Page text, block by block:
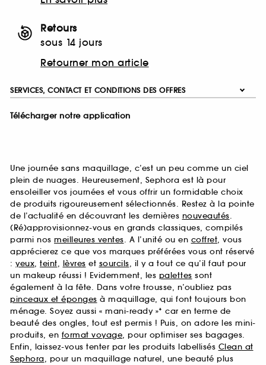
Retours
sous 14 jours
Retourner mon article
SERVICES, CONTACT ET CONDITIONS DES OFFRES
Télécharger notre application
Une journée sans maquillage, c’est un peu comme un ciel
plein de nuages. Heureusement, Sephora est là pour
ensoleiller vos journées et vous offrir un formidable choix
de produits rigoureusement sélectionnés. Restez à la pointe
de l’actualité en découvrant les dernières nouveautés.
(Ré)approvisionnez-vous en grands classiques, compilés
parmi nos meilleures ventes. A l’unité ou en coffret, vous
apprécierez ce que vos marques préférées vous ont réservé
: yeux, teint, lèvres et sourcils, il y a tout ce qu’il faut pour
un makeup réussi ! Evidemment, les palettes sont
également à la fête. Dans votre trousse, n’oubliez pas
pinceaux et éponges à maquillage, qui font toujours bon
ménage. Soyez aussi « mani-ready »* car en terme de
beauté des ongles, tout est permis ! Puis, on adore les mini-
produits, en format voyage, pour optimiser ses bagages.
Enfin, laissez-vous tenter par les produits labellisés Clean at
Sephora, pour un maquillage naturel, une beauté plus